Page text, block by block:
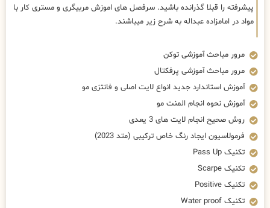
پیشرفته را قبلا گذرانده باشید. سرفصل های اموزش مربیگری و مستری کار با
مواد در امامزاده عبداله به شرح زیر میباشند.
مرور مباحث آموزشی توکن
مرور مباحث آموزشی پرفکتال
آموزش استاندارد جدید انواع لایت اصلی و فانتزی مو
آموزش نحوه انجام المنت مو
روش صحیح انجام لایت های 3 یعدی
فرمولاسیون ایجاد رنگ خاص ترکیبی (متد 2023)
تکنیک Pass Up
تکنیک Scarpe
تکنیک Positive
تکنیک Water proof